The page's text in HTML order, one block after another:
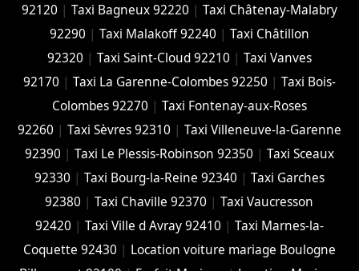
92120 | Taxi Bagneux 92220 | Taxi Châtenay-Malabry
92290 | Taxi Malakoff 92240 | Taxi Châtillon
92320 | Taxi Saint-Cloud 92210 | Taxi Vanves
92170 | Taxi La Garenne-Colombes 92250 | Taxi Bois-
Colombes 92270 | Taxi Fontenay-aux-Roses
92260 | Taxi Sèvres 92310 | Taxi Villeneuve-la-Garenne
92390 | Taxi Le Plessis-Robinson 92350 | Taxi Sceaux
92330 | Taxi Bourg-la-Reine 92340 | Taxi Garches
92380 |Taxi Chaville 92370 |Taxi Vaucresson
92420 | Taxi Ville d Avray 92410 | Taxi Marnes-la-
Coquette 92430 | Location voiture mariage Boulogne